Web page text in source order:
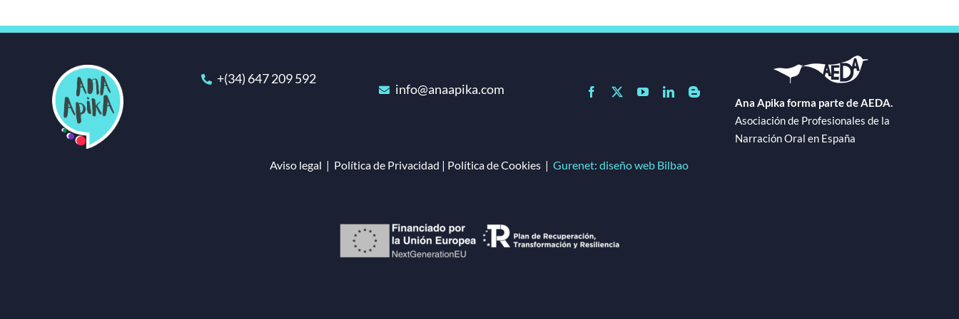
+(34) 647 209 592
info@anaapika.com
Ana Apika forma parte de AEDA.
Asociación de Profesionales de la
Narración Oral en España
Aviso legal | Política de Privacidad | Política de Cookies |Gurenet: diseño web Bilbao